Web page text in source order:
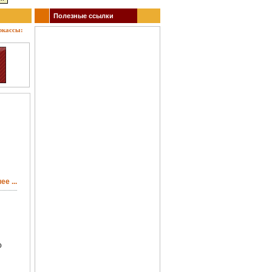
кино, театр, концерты, спектакли, гастроли, выставки, акции, музеи, спорт. Заказ
...
Полезные ссылки